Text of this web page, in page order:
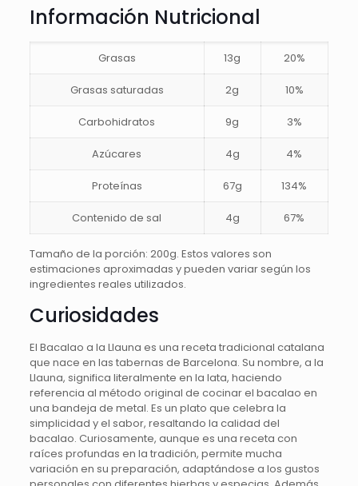
Información Nutricional
Grasas 13g 20%
Grasas saturadas 2g 10%
Carbohidratos 9g 3%
Azúcares 4g 4%
Proteínas 67g 134%
Contenido de sal 4g 67%
Tamaño de la porción: 200g. Estos valores son
estimaciones aproximadas y pueden variar según los
ingredientes reales utilizados.
Curiosidades
El Bacalao a la Llauna es una receta tradicional catalana
que nace en las tabernas de Barcelona. Su nombre, a la
Llauna, significa literalmente en la lata, haciendo
referencia al método original de cocinar el bacalao en
una bandeja de metal. Es un plato que celebra la
simplicidad y el sabor, resaltando la calidad del
bacalao. Curiosamente, aunque es una receta con
raíces profundas en la tradición, permite mucha
variación en su preparación, adaptándose a los gustos